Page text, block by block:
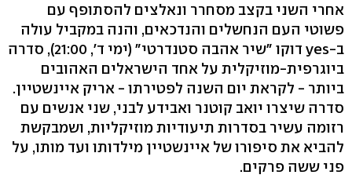
אחרי השני בקצב מסחרר ונאלצים להסתופף עם
פשוטי העם הנחשלים והנדכאים, והנה במקביל עולה
ב-yes דוקו "שיר אהבה סטנדרטי" (ימי ד', 21:00), סדרה
ביוגרפית-מוזיקלית על אחד הישראלים האהובים
ביותר - לקראת יום השנה לפטירתו - אריק איינשטיין.
סדרה שיצרו יואב קוטנר ואבידע לבני, שני אנשים עם
רזומה עשיר בסדרות תיעודיות מוזיקליות, ושמבקשת
להביא את סיפורו של איינשטיין מילדותו ועד מותו, על
פני ששה פרקים.